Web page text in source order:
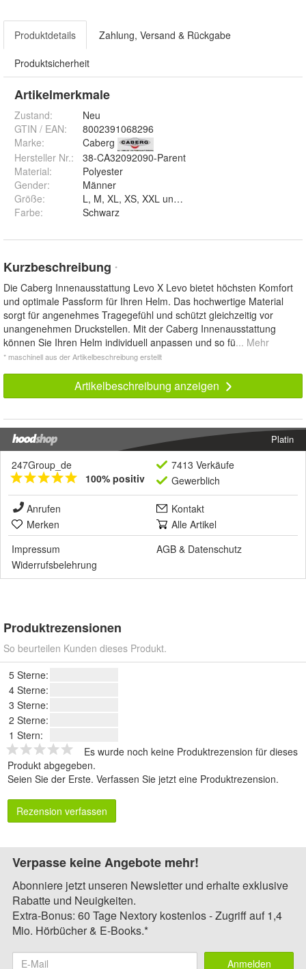
Produktdetails Zahlung, Versand & Rückgabe
Produktsicherheit
Artikelmerkmale
Zustand:
Neu
GTIN / EAN:
8002391068296
Marke:
Caberg
Hersteller Nr.:
38-CA32092090-Parent
Material:
Polyester
Gender:
Männer
Größe:
L, M, XL, XS, XXL und S
Farbe: Schwarz
Kurzbeschreibung *
Die Caberg Innenausstattung Levo X Levo bietet höchsten Komfort
und optimale Passform für Ihren Helm. Das hochwertige Material
sorgt für angenehmes Tragegefühl und schützt gleichzeitig vor
unangenehmen Druckstellen. Mit der Caberg Innenausstattung
können Sie Ihren Helm individuell anpassen und so fü... Mehr
* maschinell aus der Artikelbeschreibung erstellt
Artikelbeschreibung anzeigen
Platin
247Group_de
100% positiv
7413 Verkäufe
Gewerblich
Anrufen
Kontakt
Merken
Alle Artikel
Impressum
AGB & Datenschutz
Widerrufsbelehrung
Produktrezensionen
So beurteilen Kunden dieses Produkt.
5 Sterne:
4 Sterne:
3 Sterne:
2 Sterne:
1 Stern:
Es wurde noch keine Produktrezension für dieses
Produkt abgegeben.
Seien Sie der Erste. Verfassen Sie jetzt eine Produktrezension.
Rezension verfassen
Verpasse keine Angebote mehr!
Abonniere jetzt unseren Newsletter und erhalte exklusive
Rabatte und Neuigkeiten.
Extra-Bonus: 60 Tage Nextory kostenlos - Zugriff auf 1,4
Mio. Hörbücher & E-Books.*
Anmelden